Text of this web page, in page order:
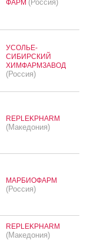
ФАРМ (Россия)
УСОЛЬЕ-
СИБИРСКИЙ
ХИМФАРМЗАВОД
(Россия)
REPLEKPHARM
(Македония)
МАРБИОФАРМ
(Россия)
REPLEKPHARM
(Македония)